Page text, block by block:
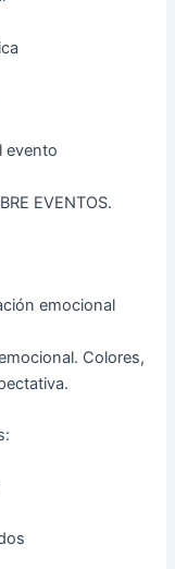
evento
EVENTOS.
emocional
Colores,